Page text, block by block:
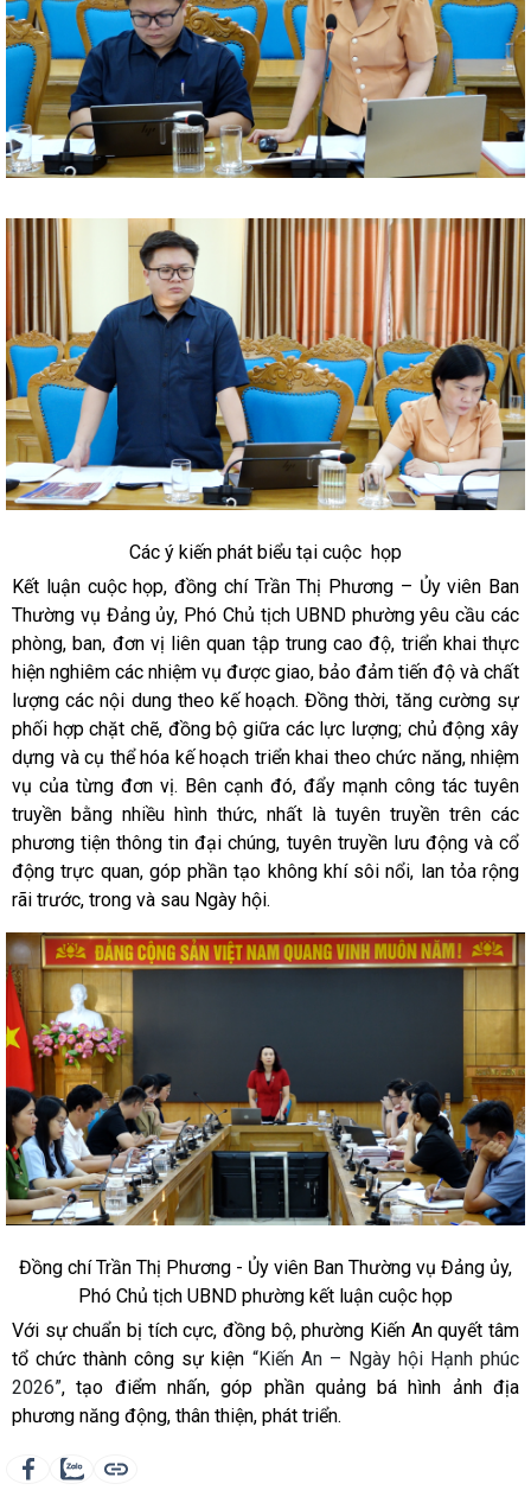
Các ý kiến phát biểu tại cuộc họp
Kết luận cuộc họp, đồng chí Trần Thị Phương – Ủy viên Ban
Thường vụ Đảng ủy, Phó Chủ tịch UBND phường yêu cầu các
phòng, ban, đơn vị liên quan tập trung cao độ, triển khai thực
hiện nghiêm các nhiệm vụ được giao, bảo đảm tiến độ và chất
lượng các nội dung theo kế hoạch. Đồng thời, tăng cường sự
phối hợp chặt chẽ, đồng bộ giữa các lực lượng; chủ động xây
dựng và cụ thể hóa kế hoạch triển khai theo chức năng, nhiệm
vụ của từng đơn vị. Bên cạnh đó, đẩy mạnh công tác tuyên
truyền bằng nhiều hình thức, nhất là tuyên truyền trên các
phương tiện thông tin đại chúng, tuyên truyền lưu động và cổ
động trực quan, góp phần tạo không khí sôi nổi, lan tỏa rộng
rãi trước, trong và sau Ngày hội.
Đồng chí Trần Thị Phương - Ủy viên Ban Thường vụ Đảng ủy,
Phó Chủ tịch UBND phường kết luận cuộc họp
Với sự chuẩn bị tích cực, đồng bộ, phường Kiến An quyết tâm
tổ chức thành công sự kiện “Kiến An – Ngày hội Hạnh phúc
2026”, tạo điểm nhấn, góp phần quảng bá hình ảnh địa
phương năng động, thân thiện, phát triển.